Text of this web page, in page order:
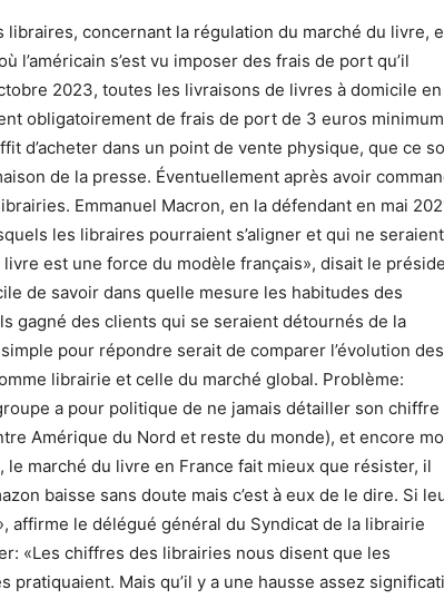
libraires, concernant la régulation du marché du livre,
l’américain s’est vu imposer des frais de port qu’il
2023, toutes les livraisons de livres à domicile en
obligatoirement de frais de port de 3 euros
d’acheter dans un point de vente physique, que ce
de la presse. Éventuellement après avoir
Emmanuel Macron, en la défendant en mai
les libraires pourraient s’aligner et qui ne seraient
livre est une force du modèle français», disait le
de savoir dans quelle mesure les habitudes des
gagné des clients qui se seraient détournés de la
pour répondre serait de comparer l’évolution des
librairie et celle du marché global. Problème:
a pour politique de ne jamais détailler son chiffre
Amérique du Nord et reste du monde), et encore
marché du livre en France fait mieux que résister, il
baisse sans doute mais c’est à eux de le dire. Si
affirme le délégué général du Syndicat de la librairie
«Les chiffres des librairies nous disent que les
Mais qu’il y a une hausse assez